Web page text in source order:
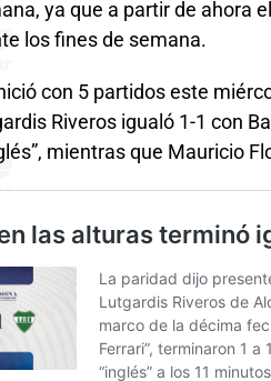
ya que a partir de ahora
los fines de semana.
con 5 partidos este
Riveros igualó 1-1 con
mientras que Mauricio